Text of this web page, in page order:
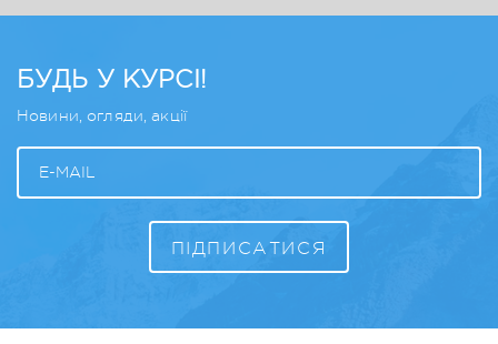
БУДЬ У КУРСІ!
Новини, огляди, акції